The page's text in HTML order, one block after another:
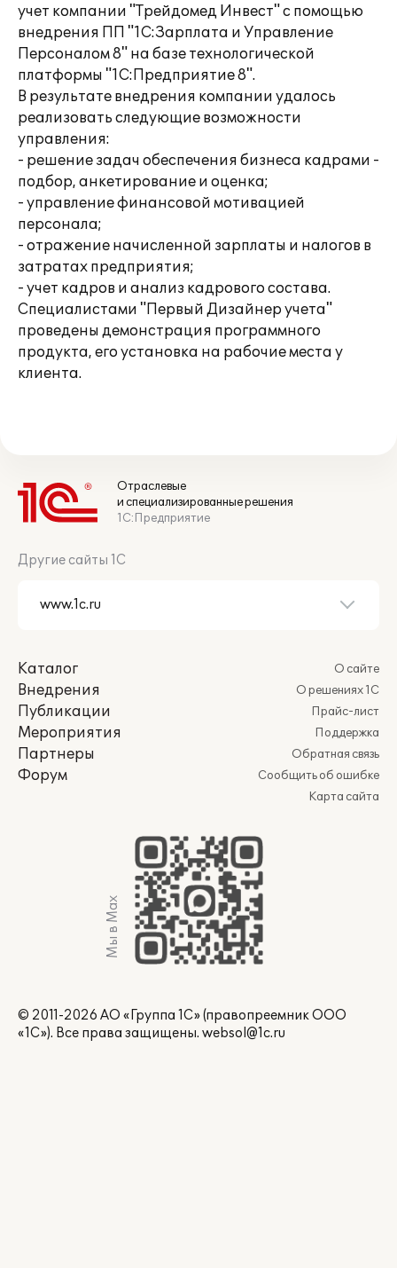
учет компании "Трейдомед Инвест" с помощью
внедрения ПП "1С:Зарплата и Управление
Персоналом 8" на базе технологической
платформы "1С:Предприятие 8".
В результате внедрения компании удалось
реализовать следующие возможности
управления:
- решение задач обеспечения бизнеса кадрами -
подбор, анкетирование и оценка;
- управление финансовой мотивацией
персонала;
- отражение начисленной зарплаты и налогов в
затратах предприятия;
- учет кадров и анализ кадрового состава.
Специалистами "Первый Дизайнер учета"
проведены демонстрация программного
продукта, его установка на рабочие места у
клиента.
Отраслевые
и специализированные решения
1С:Предприятие
Другие сайты 1С
Каталог
Внедрения
Публикации
Мероприятия
Партнеры
Форум
О сайте
О решениях 1С
Прайс-лист
Поддержка
Обратная связь
Сообщить об ошибке
Карта сайта
Мы в Max
© 2011-2026 АО «Группа 1С» (правопреемник ООО
«1С»). Все права защищены. websol@1c.ru